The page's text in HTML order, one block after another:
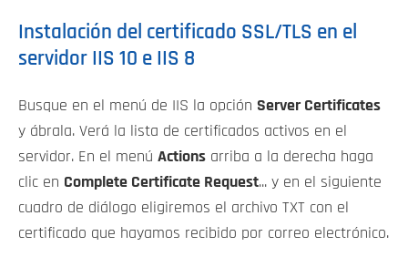
Instalación del certificado SSL/TLS en el
servidor IIS 10 e IIS 8
Busque en el menú de IIS la opción Server Certificates
y ábrala. Verá la lista de certificados activos en el
servidor. En el menú Actions arriba a la derecha haga
clic en Complete Certificate Request... y en el siguiente
cuadro de diálogo eligiremos el archivo TXT con el
certificado que hayamos recibido por correo electrónico.